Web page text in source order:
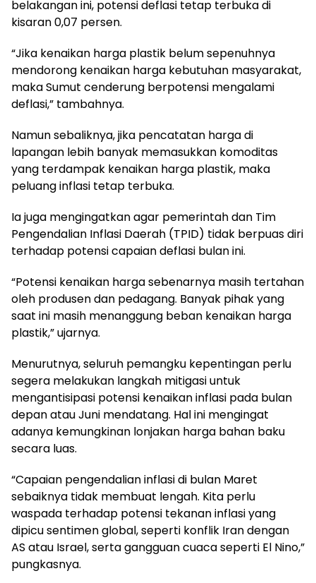
belakangan ini, potensi deflasi tetap terbuka di
kisaran 0,07 persen.
“Jika kenaikan harga plastik belum sepenuhnya
mendorong kenaikan harga kebutuhan masyarakat,
maka Sumut cenderung berpotensi mengalami
deflasi,” tambahnya.
Namun sebaliknya, jika pencatatan harga di
lapangan lebih banyak memasukkan komoditas
yang terdampak kenaikan harga plastik, maka
peluang inflasi tetap terbuka.
Ia juga mengingatkan agar pemerintah dan Tim
Pengendalian Inflasi Daerah (TPID) tidak berpuas diri
terhadap potensi capaian deflasi bulan ini.
“Potensi kenaikan harga sebenarnya masih tertahan
oleh produsen dan pedagang. Banyak pihak yang
saat ini masih menanggung beban kenaikan harga
plastik,” ujarnya.
Menurutnya, seluruh pemangku kepentingan perlu
segera melakukan langkah mitigasi untuk
mengantisipasi potensi kenaikan inflasi pada bulan
depan atau Juni mendatang. Hal ini mengingat
adanya kemungkinan lonjakan harga bahan baku
secara luas.
“Capaian pengendalian inflasi di bulan Maret
sebaiknya tidak membuat lengah. Kita perlu
waspada terhadap potensi tekanan inflasi yang
dipicu sentimen global, seperti konflik Iran dengan
AS atau Israel, serta gangguan cuaca seperti El Nino,”
pungkasnya.